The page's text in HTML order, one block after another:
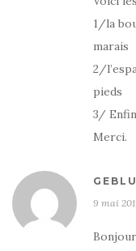
1/la
marais
2/
pieds
3/
Merci.
9 mai